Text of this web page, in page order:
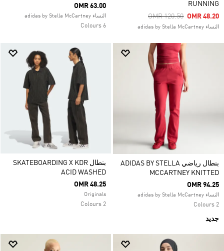
RUNNING
Price Reduced From
OMR 120.50ToOMR 48.20
النساء adidas by Stella McCartney
OMR 63.00
النساء adidas by Stella McCartney
6 Colours
بنطال رياضي ADIDAS BY STELLA
MCCARTNEY KNITTED
OMR 94.25
النساء adidas by Stella McCartney
2 Colours
جديد
بنطال SKATEBOARDING X KDR
ACID WASHED
OMR 48.25
Originals
2 Colours